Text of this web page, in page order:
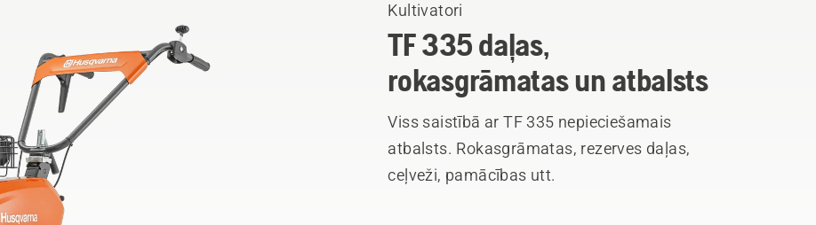
Kultivatori
TF 335 daļas,
rokasgrāmatas un atbalsts
Viss saistībā ar TF 335 nepieciešamais
atbalsts. Rokasgrāmatas, rezerves daļas,
ceļveži, pamācības utt.